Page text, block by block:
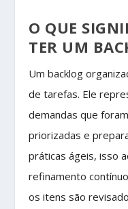
O QUE
TER UM
Um backlog
de tarefas. Ele
demandas que
priorizadas e
práticas ágeis, isso
refinamento
os itens são